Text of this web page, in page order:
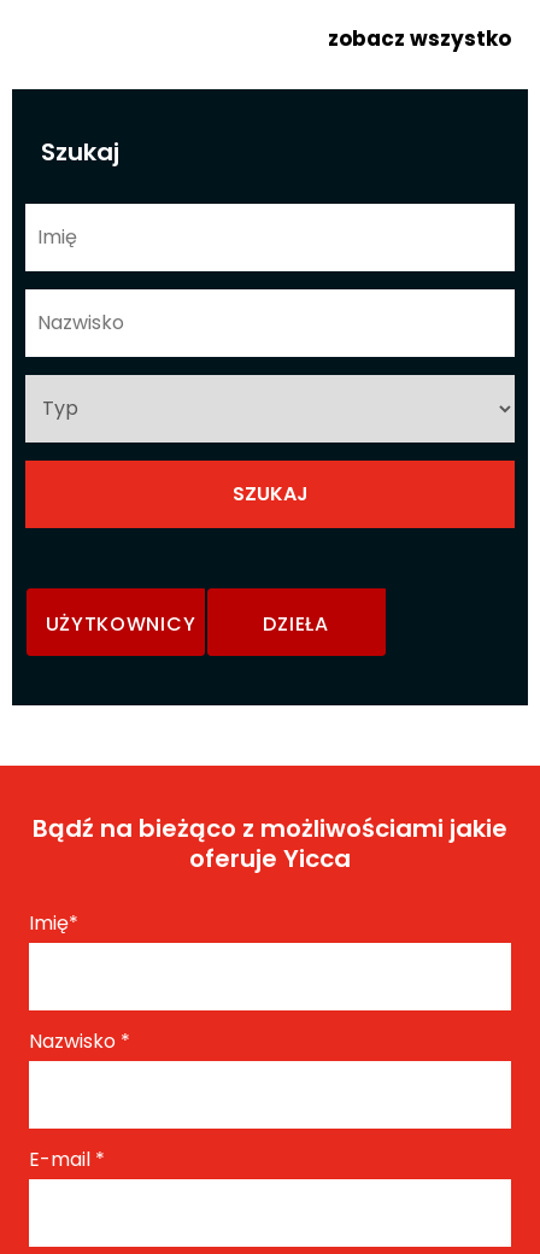
Szukaj
UŻYTKOWNICY DZIEŁA
zobacz wszystko
Bądź na bieżąco z możliwościami jakie
oferuje Yicca
Imię*
Nazwisko *
E-mail *